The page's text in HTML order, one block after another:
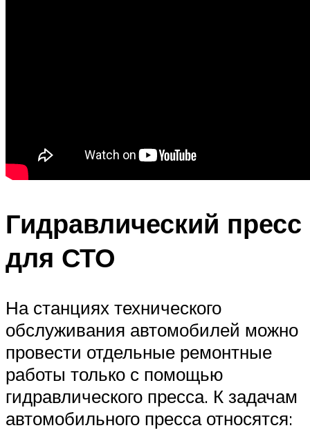
Гидравлический пресс
для СТО
На станциях технического
обслуживания автомобилей можно
провести отдельные ремонтные
работы только с помощью
гидравлического пресса. К задачам
автомобильного пресса относятся: